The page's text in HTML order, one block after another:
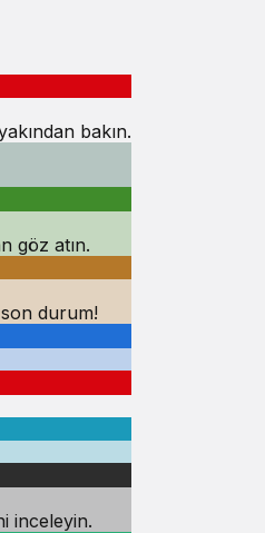
bakın.
göz atın.
durum!
inceleyin.